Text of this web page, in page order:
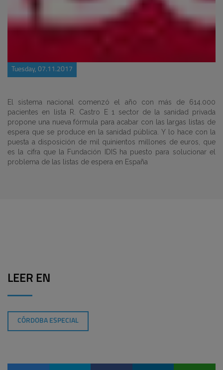
Tuesday, 07.11.2017
El sistema nacional comenzó el año con más de 614.000
pacientes en lista R. Castro E 1 sector de la sanidad privada
propone una nueva fórmula para acabar con las largas listas de
espera que se produce en la sanidad pública. Y lo hace con la
puesta a disposición de mil quinientos millones de euros, que
es la cifra que la Fundación IDIS ha puesto para solucionar el
problema de las listas de espera en España
LEER EN
CÓRDOBA ESPECIAL